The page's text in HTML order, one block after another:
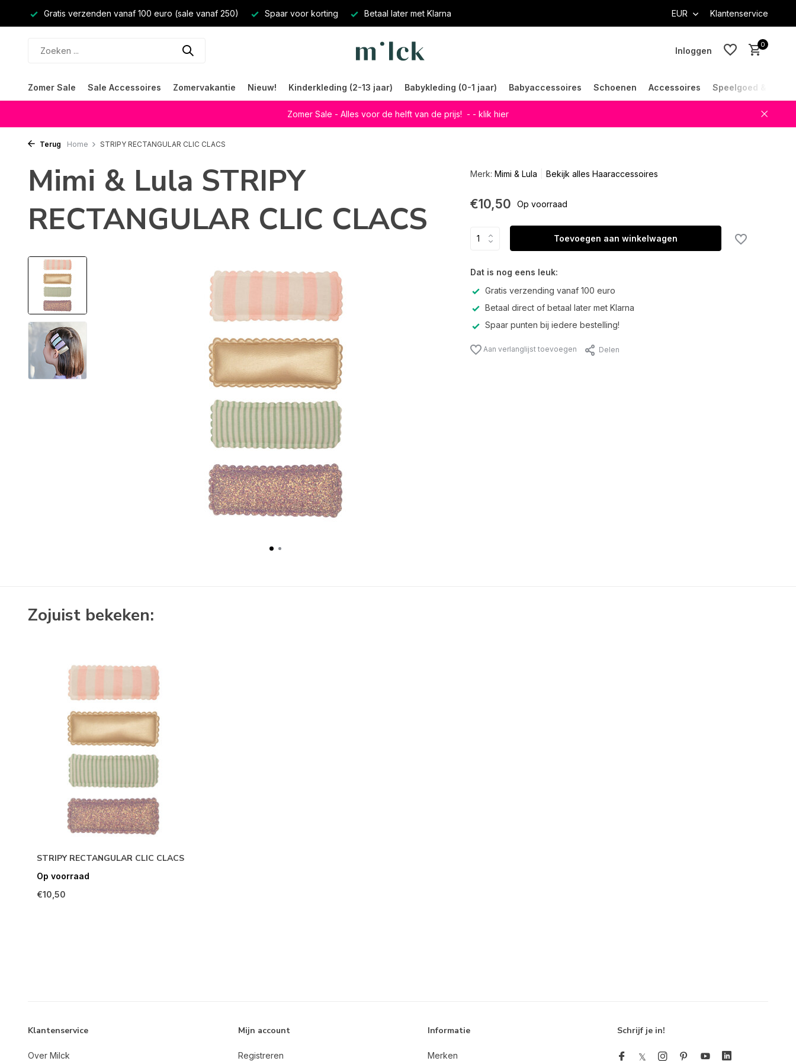
Gratis verzenden vanaf 100 euro (sale vanaf 250) Spaar voor korting Betaal later met Klarna EUR Klantenservice
Inloggen
0
Zomer Sale Sale Accessoires Zomervakantie Nieuw! Kinderkleding (2-13 jaar) Babykleding (0-1 jaar) Babyaccessoires Schoenen Accessoires Speelgoed &
Zomer Sale - Alles voor de helft van de prijs! - - klik hier
Terug Home STRIPY RECTANGULAR CLIC CLACS
Mimi & Lula STRIPY
RECTANGULAR CLIC CLACS
Merk: Mimi & Lula Bekijk alles Haaraccessoires
€10,50 Op voorraad
Toevoegen aan winkelwagen
Dat is nog eens leuk:
Gratis verzending vanaf 100 euro
Betaal direct of betaal later met Klarna
Spaar punten bij iedere bestelling!
Aan verlanglijst toevoegen Delen
Zojuist bekeken:
STRIPY RECTANGULAR CLIC CLACS
Op voorraad
€10,50
Klantenservice
Over Milck
Mijn account
Registreren
Informatie
Merken
Schrijf je in!